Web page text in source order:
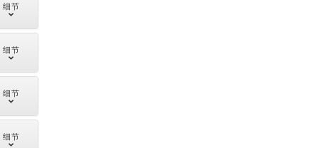
细节
细节
细节
细节